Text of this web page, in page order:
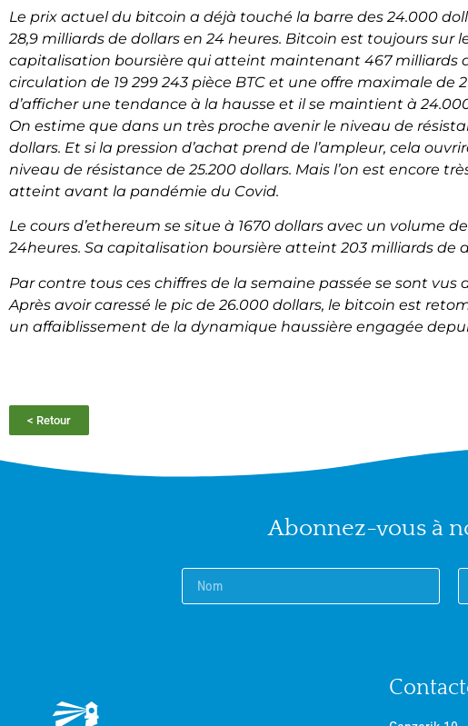
Le prix actuel du bitcoin a déjà touché la barre des 24.000
28,9 milliards de dollars en 24 heures. Bitcoin est toujours
capitalisation boursière qui atteint maintenant 467 milliards
circulation de 19 299 243 pièce BTC et une offre maximale de
d’afficher une tendance à la hausse et il se maintient à
On estime que dans un très proche avenir le niveau de
dollars. Et si la pression d’achat prend de l’ampleur, cela
niveau de résistance de 25.200 dollars. Mais l’on est encore
atteint avant la pandémie du Covid.
Le cours d’ethereum se situe à 1670 dollars avec un volume
24heures. Sa capitalisation boursière atteint 203 milliards de
Par contre tous ces chiffres de la semaine passée se sont
Après avoir caressé le pic de 26.000 dollars, le bitcoin est
un affaiblissement de la dynamique haussière engagée
< Retour
Abonnez-vous à